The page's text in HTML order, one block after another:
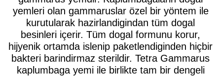
yemleri olan gammaruslar özel bir yöntem ile
kurutularak hazirlandigindan tüm dogal
besinleri içerir. Tüm dogal formunu korur,
hijyenik ortamda islenip paketlendiginden hiçbir
bakteri barindirmaz sterildir. Tetra Gammarus
kaplumbaga yemi ile birlikte tam bir dengeli